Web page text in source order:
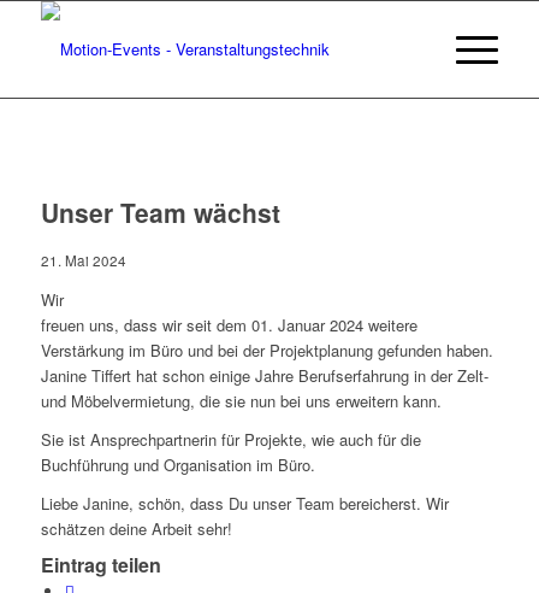
Unser Team wächst
21. Mai 2024
Wir
freuen uns, dass wir seit dem 01. Januar 2024 weitere
Verstärkung im Büro und bei der Projektplanung gefunden haben.
Janine Tiffert hat schon einige Jahre Berufserfahrung in der Zelt-
und Möbelvermietung, die sie nun bei uns erweitern kann.
Sie ist Ansprechpartnerin für Projekte, wie auch für die
Buchführung und Organisation im Büro.
Liebe Janine, schön, dass Du unser Team bereicherst. Wir
schätzen deine Arbeit sehr!
Eintrag teilen